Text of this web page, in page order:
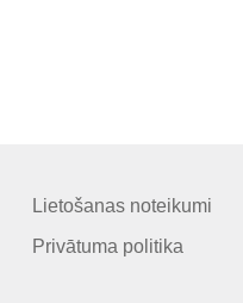
Lietošanas noteikumi
Privātuma politika